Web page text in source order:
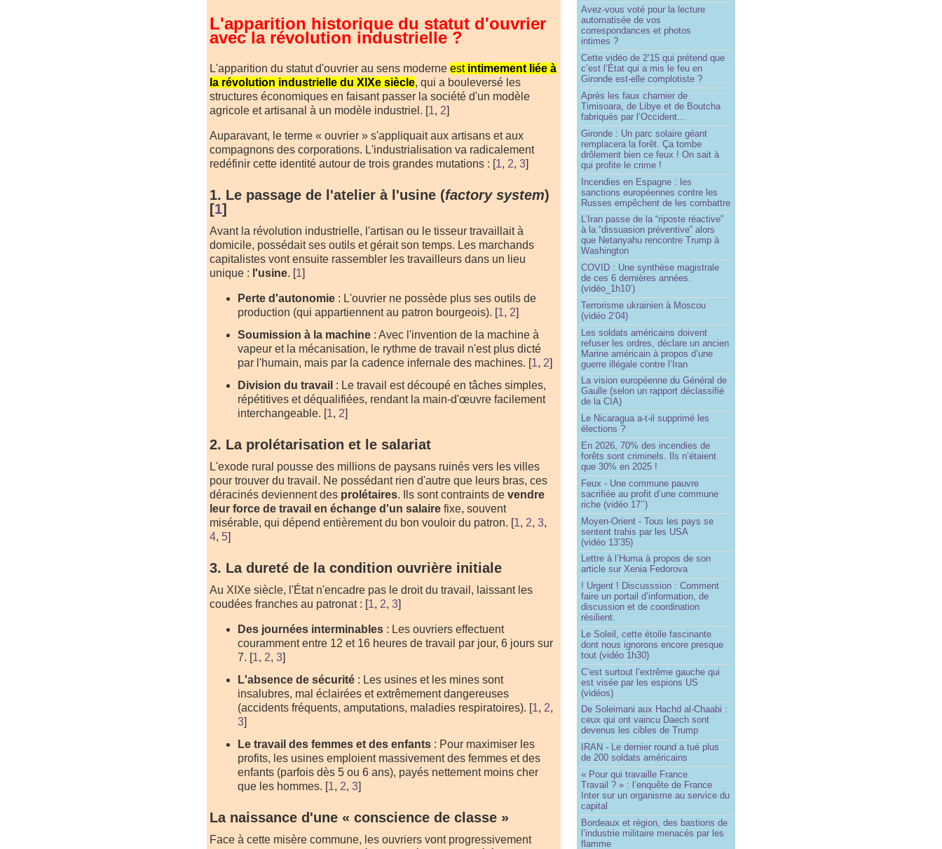
L'apparition historique du statut d'ouvrier
avec la révolution industrielle ?
L'apparition du statut d'ouvrier au sens moderne est intimement liée à
la révolution industrielle du XIXe siècle, qui a bouleversé les
structures économiques en faisant passer la société d'un modèle
agricole et artisanal à un modèle industriel. [1, 2]
Auparavant, le terme « ouvrier » s'appliquait aux artisans et aux
compagnons des corporations. L'industrialisation va radicalement
redéfinir cette identité autour de trois grandes mutations : [1, 2, 3]
1. Le passage de l'atelier à l'usine (factory system)
[1]
Avant la révolution industrielle, l'artisan ou le tisseur travaillait à
domicile, possédait ses outils et gérait son temps. Les marchands
capitalistes vont ensuite rassembler les travailleurs dans un lieu
unique : l'usine. [1]
Perte d'autonomie : L'ouvrier ne possède plus ses outils de
production (qui appartiennent au patron bourgeois). [1, 2]
Soumission à la machine : Avec l'invention de la machine à
vapeur et la mécanisation, le rythme de travail n'est plus dicté
par l'humain, mais par la cadence infernale des machines. [1, 2]
Division du travail : Le travail est découpé en tâches simples,
répétitives et déqualifiées, rendant la main-d'œuvre facilement
interchangeable. [1, 2]
2. La prolétarisation et le salariat
L'exode rural pousse des millions de paysans ruinés vers les villes
pour trouver du travail. Ne possédant rien d'autre que leurs bras, ces
déracinés deviennent des prolétaires. Ils sont contraints de vendre
leur force de travail en échange d'un salaire fixe, souvent
misérable, qui dépend entièrement du bon vouloir du patron. [1, 2, 3,
4, 5]
3. La dureté de la condition ouvrière initiale
Au XIXe siècle, l'État n'encadre pas le droit du travail, laissant les
coudées franches au patronat : [1, 2, 3]
Des journées interminables : Les ouvriers effectuent
couramment entre 12 et 16 heures de travail par jour, 6 jours sur
7. [1, 2, 3]
L'absence de sécurité : Les usines et les mines sont
insalubres, mal éclairées et extrêmement dangereuses
(accidents fréquents, amputations, maladies respiratoires). [1, 2,
3]
Le travail des femmes et des enfants : Pour maximiser les
profits, les usines emploient massivement des femmes et des
enfants (parfois dès 5 ou 6 ans), payés nettement moins cher
que les hommes. [1, 2, 3]
La naissance d'une « conscience de classe »
Face à cette misère commune, les ouvriers vont progressivement
Avez-vous voté pour la lecture
automatisée de vos
correspondances et photos
intimes ?
Cette vidéo de 2’15 qui prétend que
c’est l’État qui a mis le feu en
Gironde est-elle complotiste ?
Après les faux charnier de
Timisoara, de Libye et de Boutcha
fabriqués par l’Occident...
Gironde : Un parc solaire géant
remplacera la forêt. Ça tombe
drôlement bien ce feux ! On sait à
qui profite le crime !
Incendies en Espagne : les
sanctions européennes contre les
Russes empêchent de les combattre
L’Iran passe de la “riposte réactive”
à la “dissuasion préventive” alors
que Netanyahu rencontre Trump à
Washington
COVID : Une synthèse magistrale
de ces 6 dernières années.
(vidéo_1h10’)
Terrorisme ukrainien à Moscou
(vidéo 2’04)
Les soldats américains doivent
refuser les ordres, déclare un ancien
Marine américain à propos d’une
guerre illégale contre l’Iran
La vision européenne du Général de
Gaulle (selon un rapport déclassifié
de la CIA)
Le Nicaragua a-t-il supprimé les
élections ?
En 2026, 70% des incendies de
forêts sont criminels. Ils n’étaient
que 30% en 2025 !
Feux - Une commune pauvre
sacrifiée au profit d’une commune
riche (vidéo 17’’)
Moyen-Orient - Tous les pays se
sentent trahis par les USA
(vidéo 13’35)
Lettre à l’Huma à propos de son
article sur Xenia Fedorova
! Urgent ! Discusssion : Comment
faire un portail d’information, de
discussion et de coordination
résilient.
Le Soleil, cette étoile fascinante
dont nous ignorons encore presque
tout (vidéo 1h30)
C’est surtout l’extrême gauche qui
est visée par les espions US
(vidéos)
De Soleimani aux Hachd al‑Chaabi :
ceux qui ont vaincu Daech sont
devenus les cibles de Trump
IRAN - Le dernier round a tué plus
de 200 soldats américains
« Pour qui travaille France
Travail ? » : l’enquête de France
Inter sur un organisme au service du
capital
Bordeaux et région, des bastions de
l’industrie militaire menacés par les
flamme